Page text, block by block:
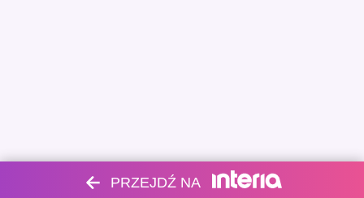
PRZEJDŹ NA